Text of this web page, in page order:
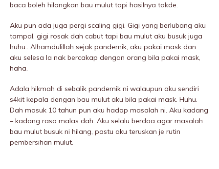
baca boleh hilangkan bau mulut tapi hasilnya takde.
Aku pun ada juga pergi scaling gigi. Gigi yang berlubang aku
tampal, gigi rosak dah cabut tapi bau mulut aku busuk juga
huhu.. Alhamdulillah sejak pandemik, aku pakai mask dan
aku selesa la nak bercakap dengan orang bila pakai mask,
haha.
Adala hikmah di sebalik pandemik ni walaupun aku sendiri
s4kit kepala dengan bau mulut aku bila pakai mask. Huhu.
Dah masuk 10 tahun pun aku hadap masalah ni. Aku kadang
– kadang rasa malas dah. Aku selalu berdoa agar masalah
bau mulut busuk ni hilang, pastu aku teruskan je rutin
pembersihan mulut.